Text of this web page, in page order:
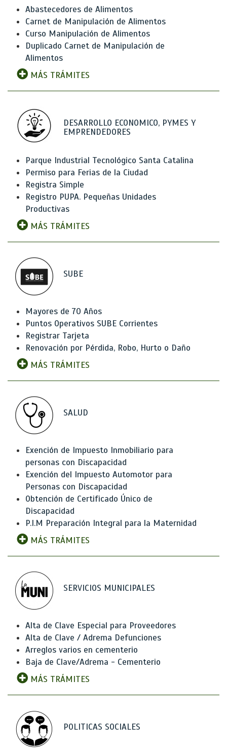
Abastecedores de Alimentos
Carnet de Manipulación de Alimentos
Curso Manipulación de Alimentos
Duplicado Carnet de Manipulación de
Alimentos
MÁS TRÁMITES
DESARROLLO ECONOMICO, PYMES Y
EMPRENDEDORES
Parque Industrial Tecnológico Santa Catalina
Permiso para Ferias de la Ciudad
Registra Simple
Registro PUPA. Pequeñas Unidades
Productivas
MÁS TRÁMITES
SUBE
Mayores de 70 Años
Puntos Operativos SUBE Corrientes
Registrar Tarjeta
Renovación por Pérdida, Robo, Hurto o Daño
MÁS TRÁMITES
SALUD
Exención de Impuesto Inmobiliario para
personas con Discapacidad
Exención del Impuesto Automotor para
Personas con Discapacidad
Obtención de Certificado Único de
Discapacidad
P.I.M Preparación Integral para la Maternidad
MÁS TRÁMITES
SERVICIOS MUNICIPALES
Alta de Clave Especial para Proveedores
Alta de Clave / Adrema Defunciones
Arreglos varios en cementerio
Baja de Clave/Adrema - Cementerio
MÁS TRÁMITES
POLITICAS SOCIALES